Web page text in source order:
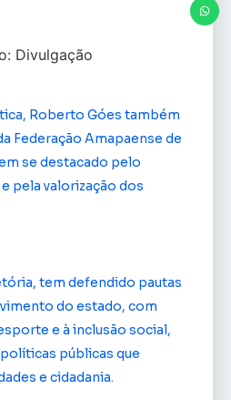
Roberto Góes também
Federação Amapaense de
se destacado pelo
pela valorização dos
tem defendido pautas
do estado, com
e à inclusão social,
públicas que
e cidadania.